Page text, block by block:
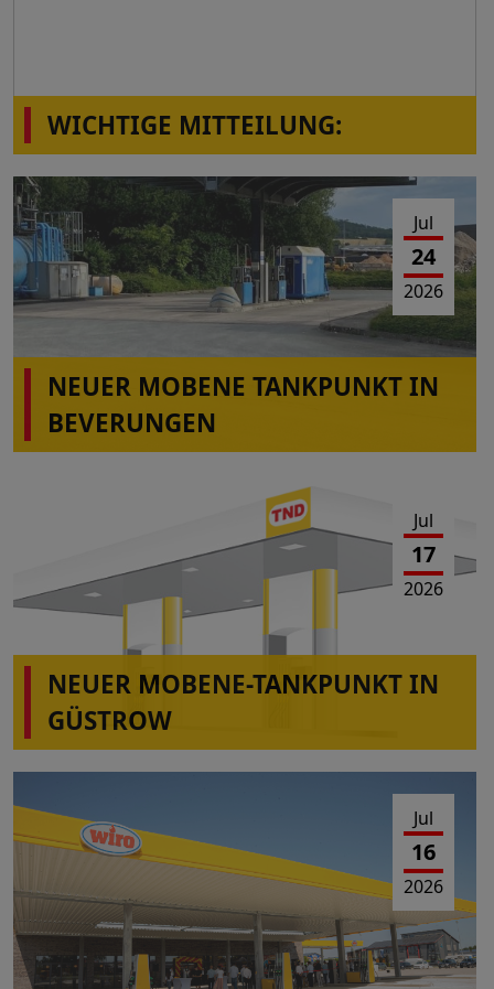
WICHTIGE MITTEILUNG:
Die Station Montabaur-Horressen,
Westerwaldstr.2a ist wieder in Betrieb!
Jul
24
2026
NEUER MOBENE TANKPUNKT IN
BEVERUNGEN
Jul
17
2026
NEUER MOBENE-TANKPUNKT IN
GÜSTROW
Jul
16
2026